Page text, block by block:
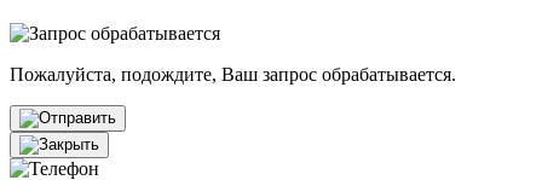
Пожалуйста, подождите, Ваш запрос обрабатывается.